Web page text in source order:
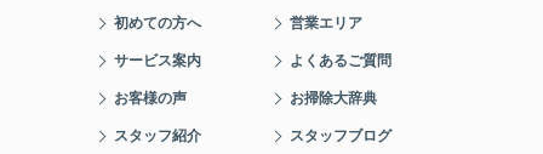
初めての方へ 営業エリア
サービス案内 よくあるご質問
お客様の声 お掃除大辞典
スタッフ紹介 スタッフブログ